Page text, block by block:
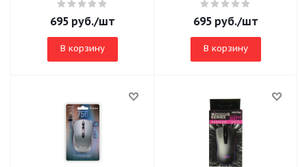
695 руб./шт
В корзину
695 руб./шт
В корзину